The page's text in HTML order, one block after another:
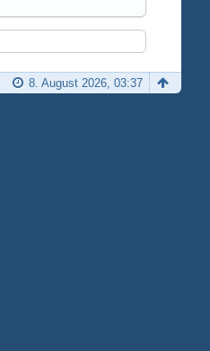
8. August 2026, 03:37